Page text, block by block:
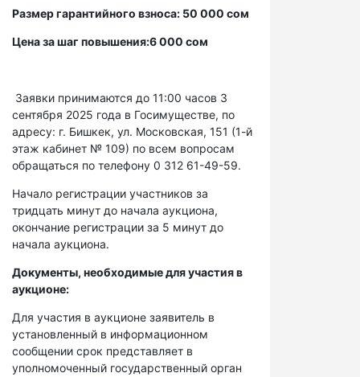
Размер гарантийного взноса: 50 000 сом
Цена за шаг повышения:6 000 сом
Заявки принимаются до 11:00 часов 3
сентября 2025 года в Госимуществе, по
адресу: г. Бишкек, ул. Московская, 151 (1-й
этаж кабинет № 109) по всем вопросам
обращаться по телефону 0 312 61-49-59.
Начало регистрации участников за
тридцать минут до начала аукциона,
окончание регистрации за 5 минут до
начала аукциона.
Документы, необходимые для участия в
аукционе:
Для участия в аукционе заявитель в
установленный в информационном
сообщении срок представляет в
уполномоченный государственный орган